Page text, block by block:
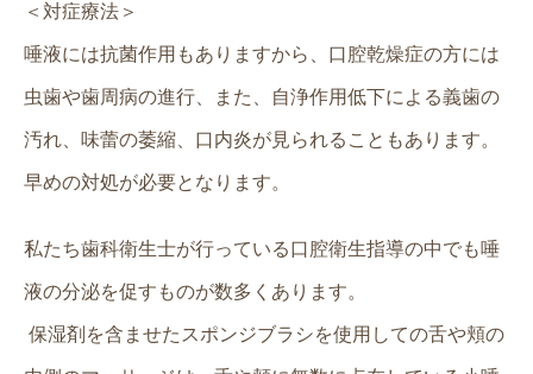
＜対症療法＞
唾液には抗菌作用もありますから、口腔乾燥症の方には
虫歯や歯周病の進行、また、自浄作用低下による義歯の
汚れ、味蕾の萎縮、口内炎が見られることもあります。
早めの対処が必要となります。
私たち歯科衛生士が行っている口腔衛生指導の中でも唾
液の分泌を促すものが数多くあります。
保湿剤を含ませたスポンジブラシを使用しての舌や頬の